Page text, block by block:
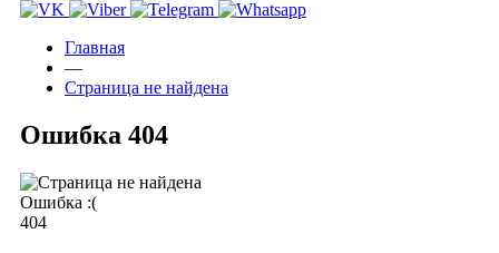
Главная
—
Страница не найдена
Ошибка 404
Ошибка :(
404